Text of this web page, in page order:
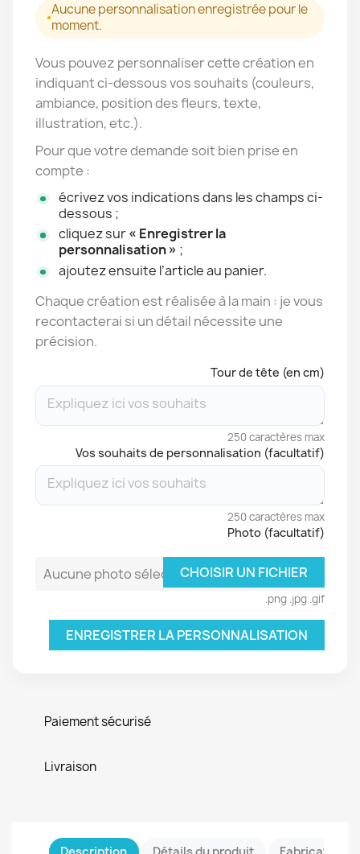
Aucune personnalisation enregistrée pour le
moment.
Vous pouvez personnaliser cette création en
indiquant ci-dessous vos souhaits (couleurs,
ambiance, position des fleurs, texte,
illustration, etc.).
Pour que votre demande soit bien prise en
compte :
écrivez vos indications dans les champs ci-
dessous ;
cliquez sur« Enregistrer la
personnalisation » ;
ajoutez ensuite l’article au panier.
Chaque création est réalisée à la main : je vous
recontacterai si un détail nécessite une
précision.
Tour de tête (en cm)
250 caractères max
Vos souhaits de personnalisation (facultatif)
250 caractères max
Photo (facultatif)
Aucune photo sélectionnéeCHOISIR UN FICHIER
.png .jpg .gif
ENREGISTRER LA PERSONNALISATION
Paiement sécurisé
Livraison